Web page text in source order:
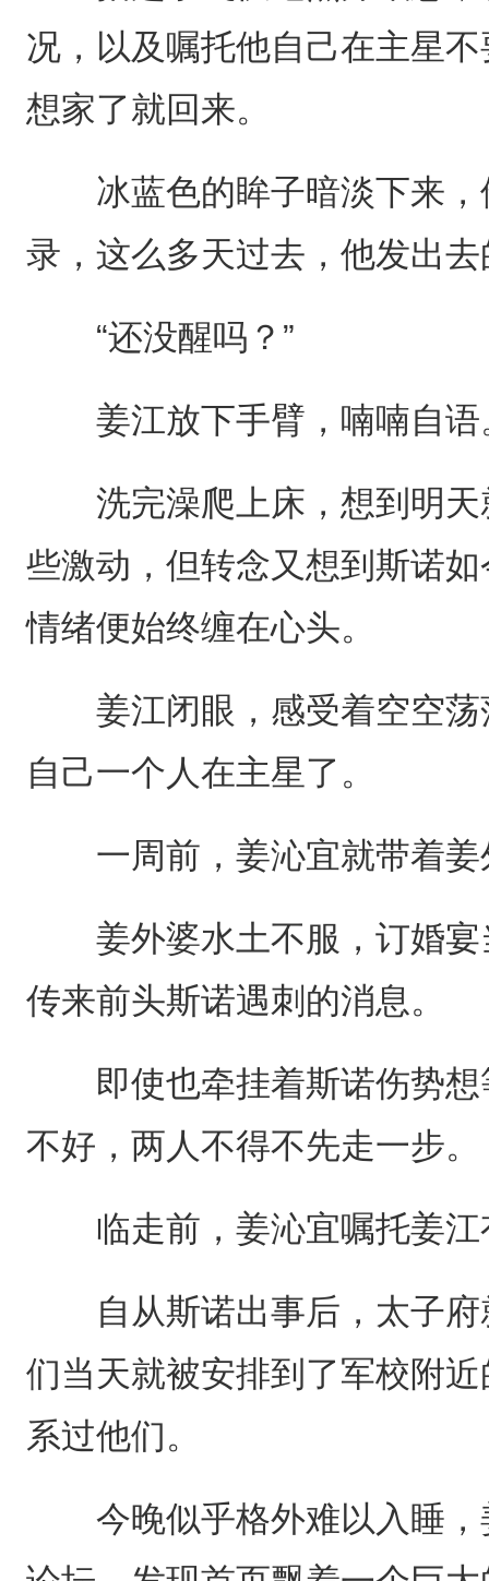
况，以及嘱托他自己在主星
想家了就回来。
冰蓝色的眸子暗淡下来，
录，这么多天过去，他发出
“还没醒吗？”
姜江放下手臂，喃喃自语
洗完澡爬上床，想到明天
些激动，但转念又想到斯诺
情绪便始终缠在心头。
姜江闭眼，感受着空空荡
自己一个人在主星了。
一周前，姜沁宜就带着姜
姜外婆水土不服，订婚宴
传来前头斯诺遇刺的消息。
即使也牵挂着斯诺伤势想
不好，两人不得不先走一步。
临走前，姜沁宜嘱托姜江
自从斯诺出事后，太子府
们当天就被安排到了军校附
系过他们。
今晚似乎格外难以入睡，